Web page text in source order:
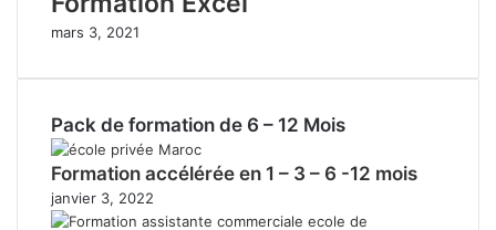
mars 3, 2021
Pack de formation de 6 – 12 Mois
Formation accélérée en 1 – 3 – 6 -12 mois
janvier 3, 2022